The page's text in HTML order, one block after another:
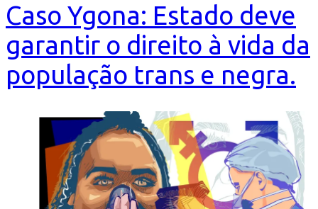
Caso Ygona: Estado deve
garantir o direito à vida da
população trans e negra.